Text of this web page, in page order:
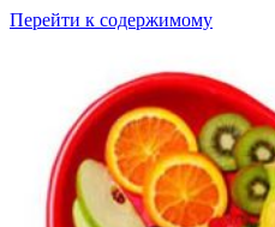
Перейти к содержимому